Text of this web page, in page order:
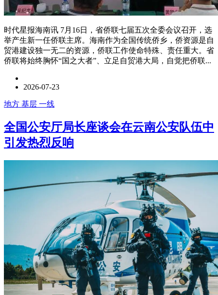
时代星报海南讯 7月16日，省侨联七届五次全委会议召开，选
举产生新一任侨联主席。海南作为全国传统侨乡，侨资源是自
贸港建设独一无二的资源，侨联工作使命特殊、责任重大。省
侨联将始终胸怀“国之大者”、立足自贸港大局，自觉把侨联...
2026-07-23
地方 基层 一线
全国公安厅局长座谈会在云南公安队伍中
引发热烈反响